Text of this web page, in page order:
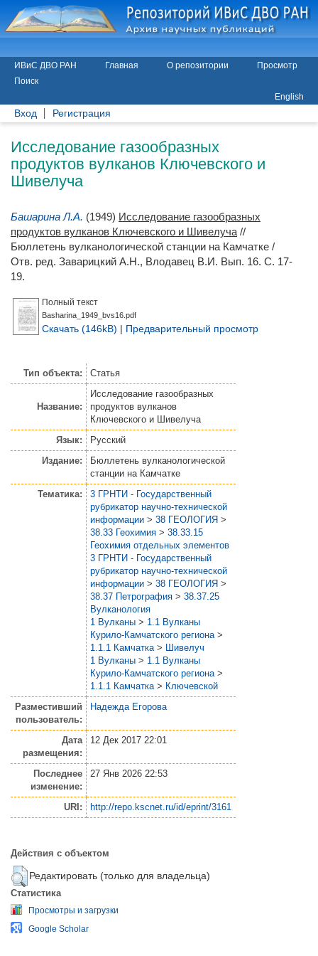
ИВиС ДВО РАН Главная О репозитории
Просмотр
Поиск
English
Вход Регистрация
Исследование газообразных
продуктов вулканов Ключевского и
Шивелуча
Башарина Л.А. (1949) Исследование газообразных
продуктов вулканов Ключевского и Шивелуча //
Бюллетень вулканологической станции на Камчатке /
Отв. ред. Заварицкий А.Н., Влодавец В.И. Вып. 16. С. 17-
19.
Полный текст
Basharina_1949_bvs16.pdf
Скачать (146kB) | Предварительный просмотр
Тип объекта: Статья
Название:
Исследование газообразных
продуктов вулканов
Ключевского и Шивелуча
Язык:
Русский
Издание:
Бюллетень вулканологической
станции на Камчатке
Тематика:
3 ГРНТИ - Государственный
рубрикатор научно-технической
информации > 38 ГЕОЛОГИЯ >
38.33 Геохимия > 38.33.15
Геохимия отдельных элементов
3 ГРНТИ - Государственный
рубрикатор научно-технической
информации > 38 ГЕОЛОГИЯ >
38.37 Петрография > 38.37.25
Вулканология
1 Вулканы > 1.1 Вулканы
Курило-Камчатского региона >
1.1.1 Камчатка > Шивелуч
1 Вулканы > 1.1 Вулканы
Курило-Камчатского региона >
1.1.1 Камчатка > Ключевской
Разместивший
пользователь:
Надежда Егорова
Дата
размещения:
12 Дек 2017 22:01
Последнее
изменение:
27 Янв 2026 22:53
URI: http://repo.kscnet.ru/id/eprint/3161
Действия с объектом
Редактировать (только для владельца)
Статистика
Просмотры и загрузки
Google Scholar